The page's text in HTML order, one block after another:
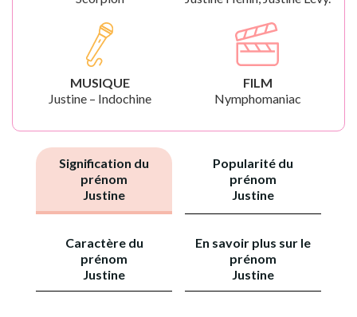
MUSIQUE
Justine – Indochine
FILM
Nymphomaniac
Signification du
prénom
Justine
Popularité du
prénom
Justine
Caractère du
prénom
Justine
En savoir plus sur le
prénom
Justine